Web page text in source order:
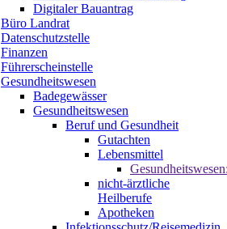
Digitaler Bauantrag
Büro Landrat
Datenschutzstelle
Finanzen
Führerscheinstelle
Gesundheitswesen
Badegewässer
Gesundheitswesen
Beruf und Gesundheit
Gutachten
Lebensmittel
nicht-ärztliche
Heilberufe
Apotheken